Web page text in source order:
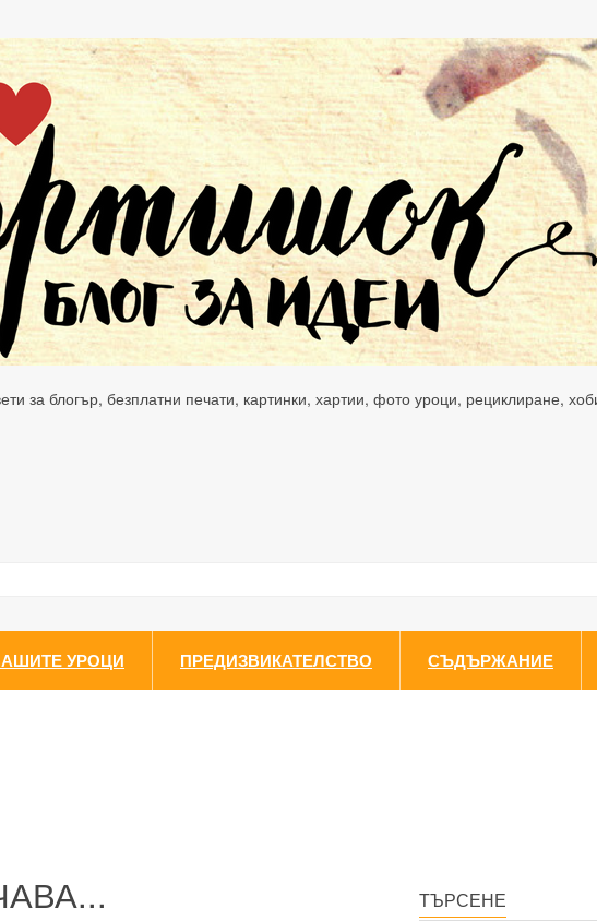
за блогър, безплатни печати, картинки, хартии, фото уроци, рециклиране,
УРОЦИ ПРЕДИЗВИКАТЕЛСТВО СЪДЪРЖАНИЕ
ТЪРСЕНЕ